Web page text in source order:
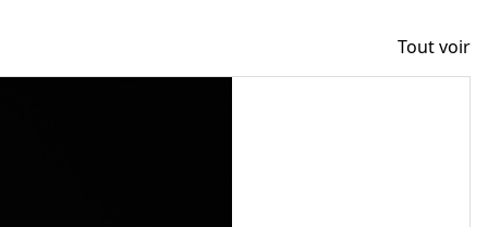
Tout voir